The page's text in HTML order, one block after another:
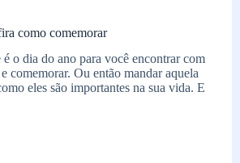
como comemorar
o dia do ano para você encontrar com
comemorar. Ou então mandar aquela
eles são importantes na sua vida. E